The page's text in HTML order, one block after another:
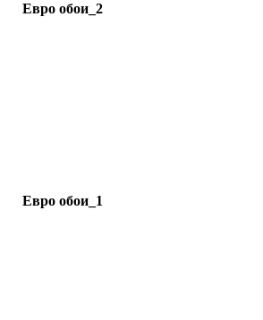
Евро обои_2
Евро обои_1